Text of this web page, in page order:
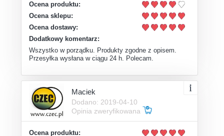
Ocena produktu:
Ocena sklepu:
Ocena dostawy:
Dodatkowy komentarz:
Wszystko w porządku. Produkty zgodne z opisem.
Przesyłka wysłana w ciągu 24 h. Polecam.
Maciek
Dodano: 2019-04-10
Opinia zweryfikowana
Ocena produktu: